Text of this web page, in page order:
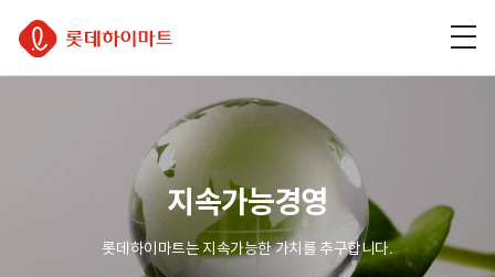
롯데하이마트
지속가능경영
롯데하이마트는 지속가능한 가치를 추구합니다.